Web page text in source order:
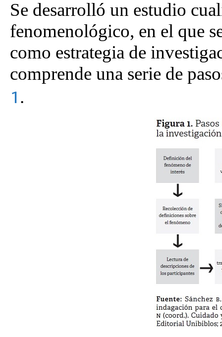
Se desarrolló un estudio
fenomenológico, en el que
como estrategia de
comprende una serie de
1 .